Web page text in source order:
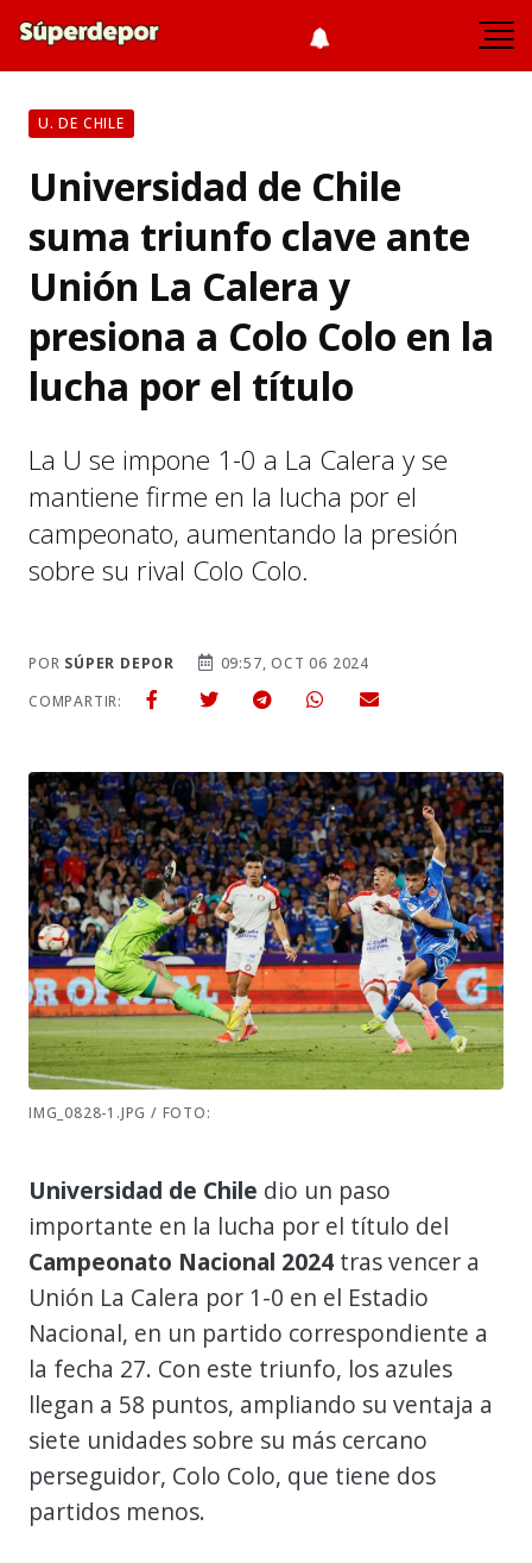
U. DE CHILE
Universidad de Chile
suma triunfo clave ante
Unión La Calera y
presiona a Colo Colo en la
lucha por el título
La U se impone 1-0 a La Calera y se
mantiene firme en la lucha por el
campeonato, aumentando la presión
sobre su rival Colo Colo.
POR SÚPER DEPOR
09:57, OCT 06 2024
COMPARTIR:
IMG_0828-1.JPG / FOTO:
Universidad de Chile dio un paso
importante en la lucha por el título del
Campeonato Nacional 2024 tras vencer a
Unión La Calera por 1-0 en el Estadio
Nacional, en un partido correspondiente a
la fecha 27. Con este triunfo, los azules
llegan a 58 puntos, ampliando su ventaja a
siete unidades sobre su más cercano
perseguidor, Colo Colo, que tiene dos
partidos menos.